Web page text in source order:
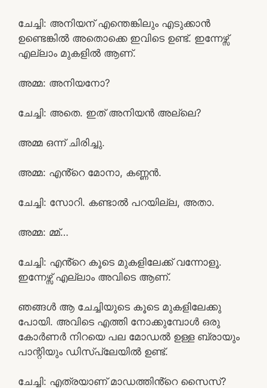
ചേച്ചി: അനിയന് എന്തെങ്കിലും എടുക്കാൻ
ഉണ്ടെങ്കിൽ അതൊക്കെ ഇവിടെ ഉണ്ട്. ഇന്നേഴ്സ്
എല്ലാം മുകളിൽ ആണ്.
അമ്മ: അനിയനോ?
ചേച്ചി: അതെ. ഇത് അനിയൻ അല്ലെ?
അമ്മ ഒന്ന് ചിരിച്ചു.
അമ്മ: എൻ്റെ മോനാ, കണ്ണൻ.
ചേച്ചി: സോറി. കണ്ടാൽ പറയില്ല, അതാ.
അമ്മ: മ്മ്…
ചേച്ചി: എൻ്റെ കൂടെ മുകളിലേക്ക് വന്നോളൂ.
ഇന്നേഴ്സ് എല്ലാം അവിടെ ആണ്.
ഞങ്ങൾ ആ ചേച്ചിയുടെ കൂടെ മുകളിലേക്കു
പോയി. അവിടെ എത്തി നോക്കുമ്പോൾ ഒരു
കോർണർ നിറയെ പല മോഡൽ ഉള്ള ബ്രായും
പാന്റിയും ഡിസ്പ്ലേയിൽ ഉണ്ട്.
ചേച്ചി: എത്രയാണ് മാഡത്തിൻ്റെ സൈസ്?